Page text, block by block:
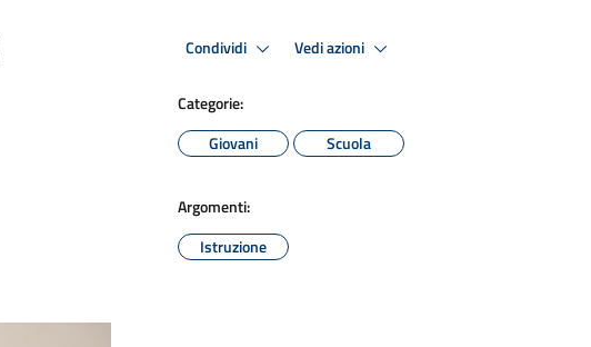
Condividi Vedi azioni
Categorie:
Giovani
Scuola
Argomenti:
Istruzione